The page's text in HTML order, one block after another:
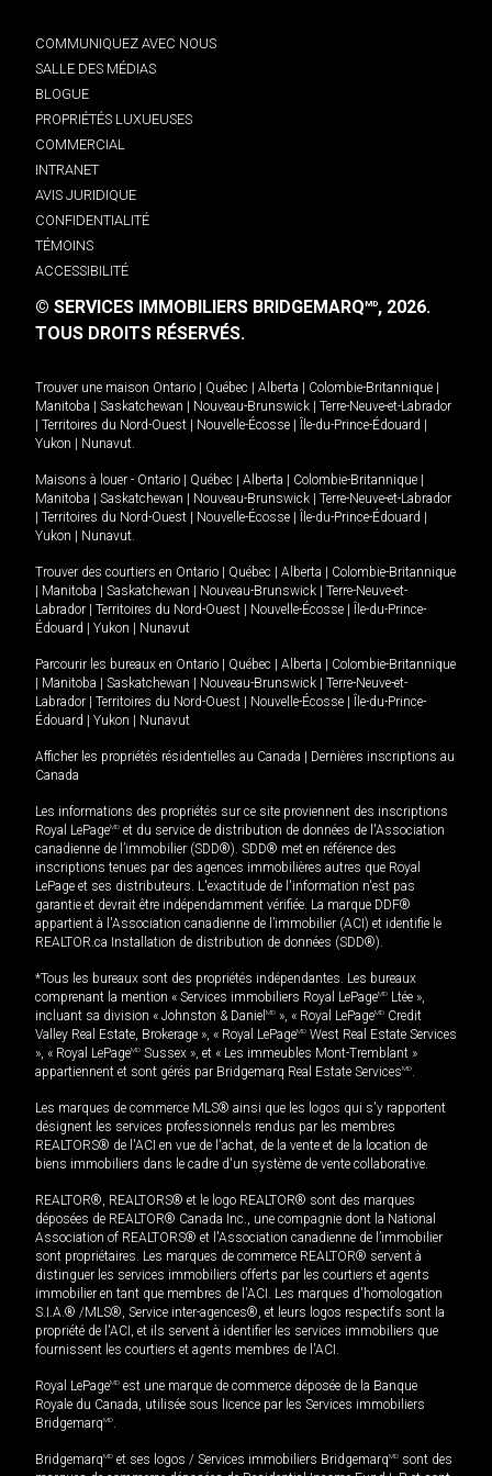
COMMUNIQUEZ AVEC NOUS
SALLE DES MÉDIAS
BLOGUE
PROPRIÉTÉS LUXUEUSES
COMMERCIAL
INTRANET
AVIS JURIDIQUE
CONFIDENTIALITÉ
TÉMOINS
ACCESSIBILITÉ
© SERVICES IMMOBILIERS BRIDGEMARQMD, 2026.
TOUS DROITS RÉSERVÉS.
Trouver une maison Ontario Québec Alberta Colombie-Britannique
Manitoba
Saskatchewan Nouveau-Brunswick
Terre-Neuve-et-Labrador
Territoires du Nord-Ouest Nouvelle-Écosse Île-du-Prince-Édouard
Yukon
Nunavut.
Maisons à louer - Ontario Québec Alberta Colombie-Britannique
Manitoba
Saskatchewan Nouveau-Brunswick
Terre-Neuve-et-Labrador
Territoires du Nord-Ouest Nouvelle-Écosse Île-du-Prince-Édouard
Yukon
Nunavut.
Trouver des courtiers en Ontario Québec Alberta
Colombie-Britannique
Manitoba Saskatchewan Nouveau-Brunswick
Terre-Neuve-et-
Labrador
Territoires du Nord-Ouest Nouvelle-Écosse
Île-du-Prince-
Édouard
Yukon Nunavut
Parcourir les bureaux en Ontario Québec Alberta
Colombie-Britannique
Manitoba Saskatchewan Nouveau-Brunswick
Terre-Neuve-et-
Labrador
Territoires du Nord-Ouest Nouvelle-Écosse
Île-du-Prince-
Édouard
Yukon Nunavut
Afficher les propriétés résidentielles au Canada
Dernières inscriptions au
Canada
Les informations des propriétés sur ce site proviennent des inscriptions
Royal LePageMD et du service de distribution de données de l'Association
canadienne de l’immobilier (SDD®). SDD® met en référence des
inscriptions tenues par des agences immobilières autres que Royal
LePage et ses distributeurs. L'exactitude de l'information n'est pas
garantie et devrait être indépendamment vérifiée. La marque DDF®
appartient à l'Association canadienne de l’immobilier (ACI) et identifie le
REALTOR.ca Installation de distribution de données (SDD®).
*Tous les bureaux sont des propriétés indépendantes. Les bureaux
comprenant la mention « Services immobiliers Royal LePageMD Ltée »,
incluant sa division « Johnston & Daniel MD », « Royal LePageMD Credit
Valley Real Estate, Brokerage », « Royal LePageMD West Real Estate Services
», « Royal LePageMD Sussex », et « Les immeubles Mont-Tremblant »
appartiennent et sont gérés par Bridgemarq Real Estate ServicesMD.
Les marques de commerce MLS® ainsi que les logos qui s'y rapportent
désignent les services professionnels rendus par les membres
REALTORS® de l'ACI en vue de l'achat, de la vente et de la location de
biens immobiliers dans le cadre d'un système de vente collaborative.
REALTOR®, REALTORS® et le logo REALTOR® sont des marques
déposées de REALTOR® Canada Inc., une compagnie dont la National
Association of REALTORS® et l'Association canadienne de l’immobilier
sont propriétaires. Les marques de commerce REALTOR® servent à
distinguer les services immobiliers offerts par les courtiers et agents
immobilier en tant que membres de l'ACI. Les marques d'homologation
S.I.A.® /MLS®, Service inter-agences®, et leurs logos respectifs sont la
propriété de l'ACI, et ils servent à identifier les services immobiliers que
fournissent les courtiers et agents membres de l'ACI.
Royal LePageMD est une marque de commerce déposée de la Banque
Royale du Canada, utilisée sous licence par les Services immobiliers
BridgemarqMD.
BridgemarqMD et ses logos / Services immobiliers BridgemarqMD sont des